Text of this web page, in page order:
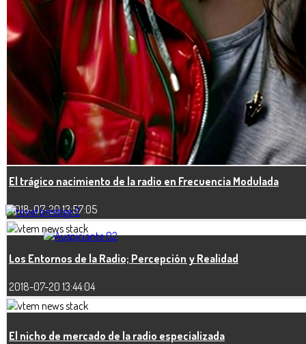
Cómo conformar tu equipo de trabajo de radio
2018-07-30 16:30:25
Decomisan estación pirata en Miami
2018-07-23 13:28:05
El trágico nacimiento de la radio en Frecuencia Modulada
2018-07-20 13:57:05
Los Entornos de la Radio; Percepción y Realidad
2018-07-20 13:44:04
El nicho de mercado de la radio especializada